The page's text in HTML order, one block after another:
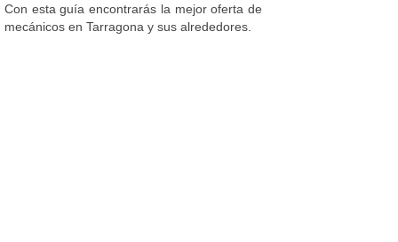
Con esta guía encontrarás la mejor oferta de
mecánicos en Tarragona y sus alrededores.